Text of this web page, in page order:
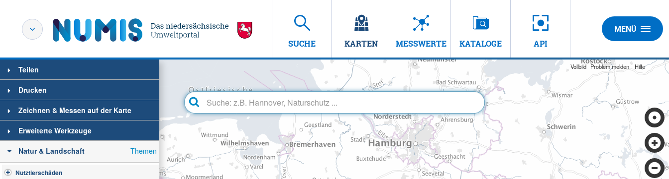
SUCHE KARTEN MESSWERTE KATALOGE API
MENÜ